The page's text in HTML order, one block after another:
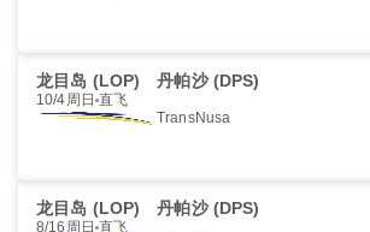
龙目岛 (LOP) 丹帕沙 (DPS)
10/4周日 直飞
TransNusa
龙目岛 (LOP) 丹帕沙 (DPS)
8/16周日 直飞